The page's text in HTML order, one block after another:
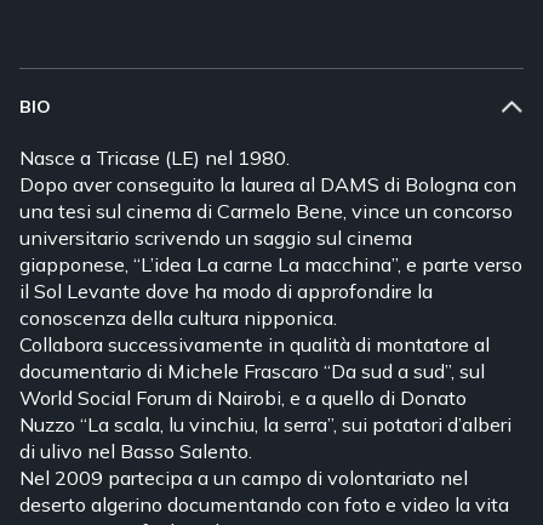
BIO
Nasce a Tricase (LE) nel 1980.
Dopo aver conseguito la laurea al DAMS di Bologna con
una tesi sul cinema di Carmelo Bene, vince un concorso
universitario scrivendo un saggio sul cinema
giapponese, “L’idea La carne La macchina”, e parte verso
il Sol Levante dove ha modo di approfondire la
conoscenza della cultura nipponica.
Collabora successivamente in qualità di montatore al
documentario di Michele Frascaro “Da sud a sud”, sul
World Social Forum di Nairobi, e a quello di Donato
Nuzzo “La scala, lu vinchiu, la serra”, sui potatori d’alberi
di ulivo nel Basso Salento.
Nel 2009 partecipa a un campo di volontariato nel
deserto algerino documentando con foto e video la vita